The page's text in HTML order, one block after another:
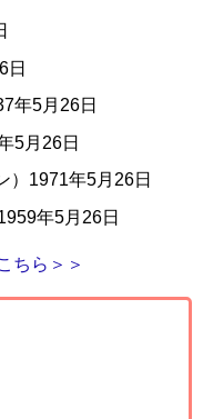
日
年5月26日
5月26日
）1971年5月26日
年5月26日
ちら＞＞